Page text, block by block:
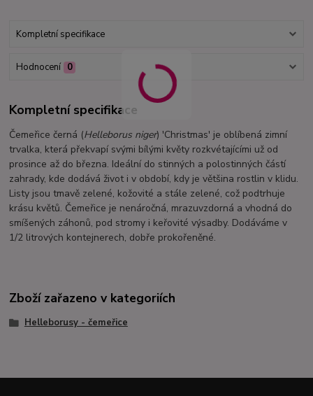
Kompletní specifikace
Hodnocení 0
Kompletní specifikace
Čemeřice černá (Helleborus niger) 'Christmas' je oblíbená zimní
trvalka, která překvapí svými bílými květy rozkvétajícími už od
prosince až do března. Ideální do stinných a polostinných částí
zahrady, kde dodává život i v období, kdy je většina rostlin v klidu.
Listy jsou tmavě zelené, kožovité a stále zelené, což podtrhuje
krásu květů. Čemeřice je nenáročná, mrazuvzdorná a vhodná do
smíšených záhonů, pod stromy i keřovité výsadby. Dodáváme v
1/2 litrových kontejnerech, dobře prokořeněné.
Zboží zařazeno v kategoriích
Helleborusy - čemeřice